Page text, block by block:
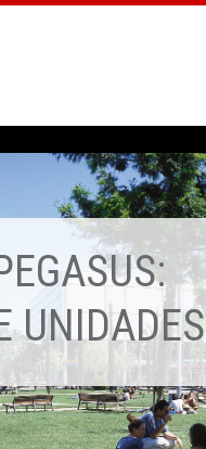
UNIDADES